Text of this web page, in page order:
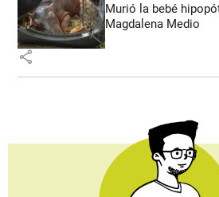
Murió la bebé
Magdalena Medio
share